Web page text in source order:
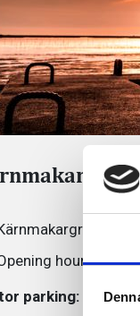
1-
hours:00-
parking:
10